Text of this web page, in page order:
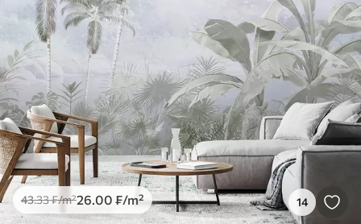
43.33₣/m²26.00 ₣/m² 14